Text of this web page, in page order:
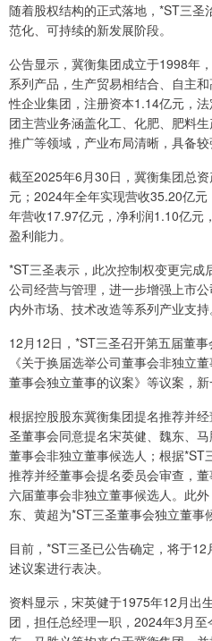
随着股权结构的正式落地，*ST三
范化、可持续的新发展阶段。
公告显示，冀衡集团成立于1998年
系列产品，生产贸易相结合、自主
性企业集团，注册资本1.14亿元，
团主营业务涵盖化工、化肥、肥料
推广等领域，产业布局清晰，具备较
截至2025年6月30日，冀衡集团总
元；2024年全年实现营收35.20亿
年营收17.97亿元，净利润1.10亿元
盈利能力。
*ST三圣表示，此次控制权变更完
公司经营与管理，进一步增强上市
内外市场、技术改造等系列产业支持
12月12日，*ST三圣召开第五届董
《关于换届选举公司董事会非独立
董事会独立董事的议案》等议案，新
根据控股股东冀衡集团提名推荐并
圣董事会同意提名宋英健、魏东、
董事会非独立董事候选人；根据*ST
推荐并经董事会提名委员会审查，
六届董事会非独立董事候选人。此
东、黄超为*ST三圣董事会独立董事
目前，*ST三圣已公告确定，将于
述议案进行表决。
资料显示，宋英健于1975年12月出
团，担任总经理一职，2024年3月